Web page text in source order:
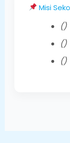
Misi
()
()
()